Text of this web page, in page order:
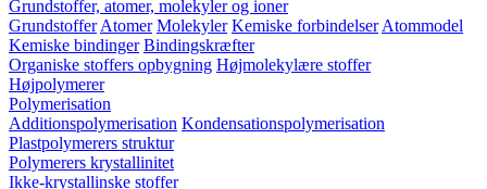
Grundstoffer, atomer, molekyler og ioner
Grundstoffer Atomer Molekyler Kemiske forbindelser Atommodel
Kemiske bindinger Bindingskræfter
Organiske stoffers opbygning Højmolekylære stoffer
Højpolymerer
Polymerisation
Additionspolymerisation Kondensationspolymerisation
Plastpolymerers struktur
Polymerers krystallinitet
Ikke-krystallinske stoffer